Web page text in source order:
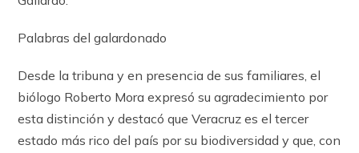
Palabras del galardonado
Desde la tribuna y en presencia de sus familiares, el
biólogo Roberto Mora expresó su agradecimiento por
esta distinción y destacó que Veracruz es el tercer
estado más rico del país por su biodiversidad y que, con